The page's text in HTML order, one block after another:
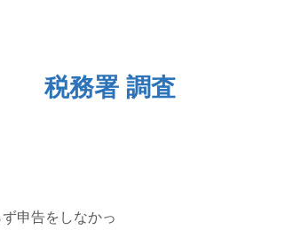
税務署 調査
申告をしなかっ